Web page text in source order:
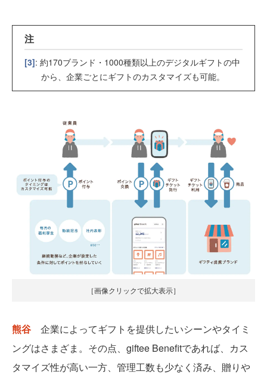
注
[3]: 約170ブランド・1000種類以上のデジタルギフトの中
から、企業ごとにギフトのカスタマイズも可能。
［画像クリックで拡大表示］
熊谷 企業によってギフトを提供したいシーンやタイミ
ングはさまざま。その点、giftee Benefitであれば、カス
タマイズ性が高い一方、管理工数も少なく済み、贈りや